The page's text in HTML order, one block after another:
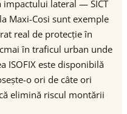
impactului lateral — SICT
Maxi-Cosi sunt exemple
real de protecție în
în traficul urban unde
ISOFIX este disponibilă
o ori de câte ori
elimină riscul montării